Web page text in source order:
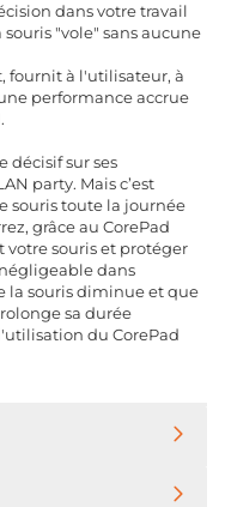
dans votre travail
"vole" sans aucune
fournit à l'utilisateur, à
performance accrue
décisif sur ses
party. Mais c’est
souris toute la journée
grâce au CorePad
souris et protéger
dans
la souris diminue et que
sa durée
du CorePad